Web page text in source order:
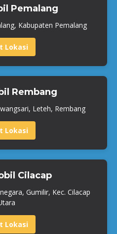
Pemalang
Kabupaten Pemalang
Lokasi
Rembang
Leteh, Rembang
Lokasi
Cilacap
Gumilir, Kec. Cilacap
Lokasi